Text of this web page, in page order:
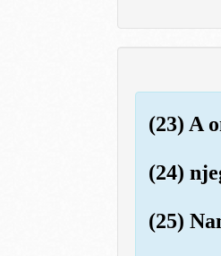
(23) A
(24)
(25)